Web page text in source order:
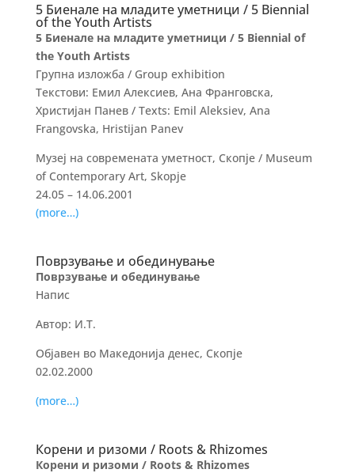
5 Биенале на младите уметници / 5 Biennial
of the Youth Artists
5 Биенале на младите уметници / 5 Biennial of
the Youth Artists
Групна изложба / Group exhibition
Текстови: Емил Алексиев, Ана Франговска,
Христијан Панев / Texts: Emil Aleksiev, Ana
Frangovska, Hristijan Panev
Музеј на современата уметност, Скопје / Museum
of Contemporary Art, Skopje
24.05 – 14.06.2001
(more…)
Поврзување и обединување
Поврзување и обединување
Напис
Автор: И.Т.
Објавен во Македонија денес, Скопје
02.02.2000
(more…)
Корени и ризоми / Roots & Rhizomes
Корени и ризоми / Roots & Rhizomes